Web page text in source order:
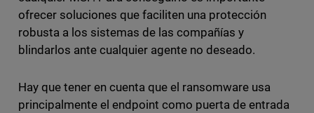
ofrecer soluciones que faciliten una protección
robusta a los sistemas de las compañías y
blindarlos ante cualquier agente no deseado.
Hay que tener en cuenta que el ransomware usa
principalmente el endpoint como puerta de entrada